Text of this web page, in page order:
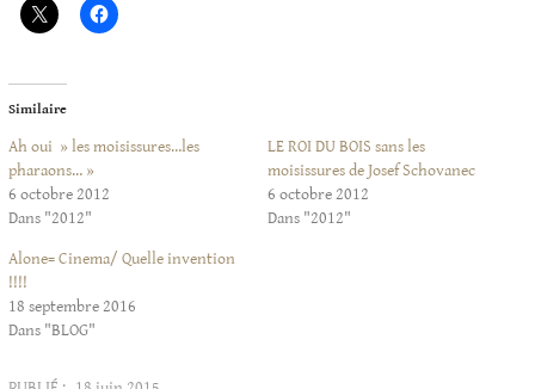
Similaire
Ah oui » les moisissures…les
pharaons… »
6 octobre 2012
Dans "2012"
LE ROI DU BOIS sans les
moisissures de Josef Schovanec
6 octobre 2012
Dans "2012"
Alone= Cinema/ Quelle invention
!!!!
18 septembre 2016
Dans "BLOG"